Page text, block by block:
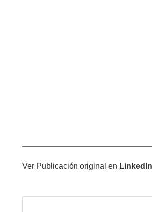
Ver Publicación original en LinkedIn